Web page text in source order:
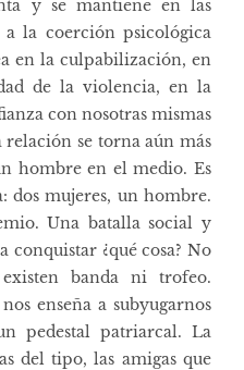
y se mantiene en las
a la coerción psicológica
en la culpabilización, en
de la violencia, en la
con nosotras mismas
relación se torna aún más
hombre en el medio. Es
dos mujeres, un hombre.
Una batalla social y
conquistar ¿qué cosa? No
banda ni trofeo.
enseña a subyugarnos
pedestal patriarcal. La
del tipo, las amigas que